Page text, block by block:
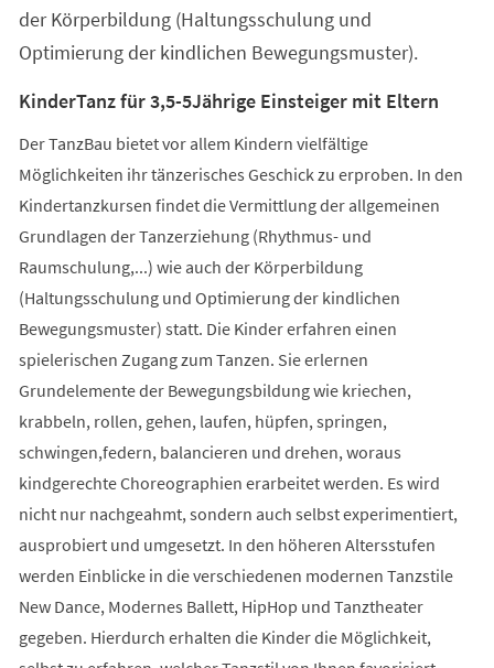
der Körperbildung (Haltungsschulung und
Optimierung der kindlichen Bewegungsmuster).
KinderTanz für 3,5-5Jährige Einsteiger mit Eltern
Der TanzBau bietet vor allem Kindern vielfältige
Möglichkeiten ihr tänzerisches Geschick zu erproben. In den
Kindertanzkursen findet die Vermittlung der allgemeinen
Grundlagen der Tanzerziehung (Rhythmus- und
Raumschulung,...) wie auch der Körperbildung
(Haltungsschulung und Optimierung der kindlichen
Bewegungsmuster) statt. Die Kinder erfahren einen
spielerischen Zugang zum Tanzen. Sie erlernen
Grundelemente der Bewegungsbildung wie kriechen,
krabbeln, rollen, gehen, laufen, hüpfen, springen,
schwingen,federn, balancieren und drehen, woraus
kindgerechte Choreographien erarbeitet werden. Es wird
nicht nur nachgeahmt, sondern auch selbst experimentiert,
ausprobiert und umgesetzt. In den höheren Altersstufen
werden Einblicke in die verschiedenen modernen Tanzstile
New Dance, Modernes Ballett, HipHop und Tanztheater
gegeben. Hierdurch erhalten die Kinder die Möglichkeit,